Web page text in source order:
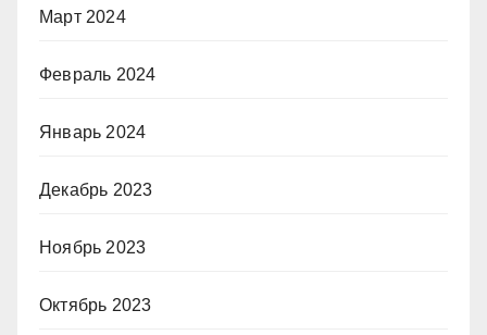
Март 2024
Февраль 2024
Январь 2024
Декабрь 2023
Ноябрь 2023
Октябрь 2023